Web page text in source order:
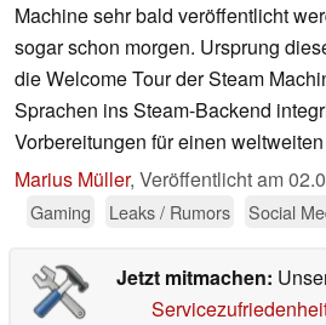
Machine sehr bald veröffentlicht
sogar schon morgen. Ursprung
die Welcome Tour der Steam
Sprachen ins Steam-Backend
Vorbereitungen für einen
Marius Müller, Veröffentlicht am
Gaming Leaks / Rumors Social
Jetzt mitmachen: